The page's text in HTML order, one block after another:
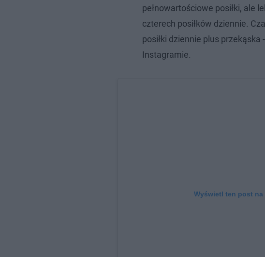
pełnowartościowe posiłki, ale
czterech posiłków dziennie.
posiłki dziennie plus
Instagramie.
Wyświetl ten post na